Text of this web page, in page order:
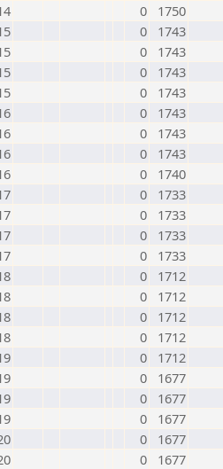
0
1750
0
1743
0
1743
0
1743
0
1743
0
1743
0
1743
0
1743
0
1740
0
1733
0
1733
0
1733
0
1733
0
1712
0
1712
0
1712
0
1712
0
1712
0
1677
0
1677
0
1677
0
1677
0
1677